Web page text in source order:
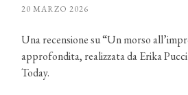
20 MARZO 2026
Una recensione su “Un morso
approfondita, realizzata da Erika
Today.